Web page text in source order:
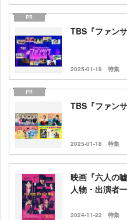
TBS『ファン
2025-01-18 特集
TBS『ファン
2025-01-18 特集
映画『六人の
人物・出演者
2024-11-22 特集